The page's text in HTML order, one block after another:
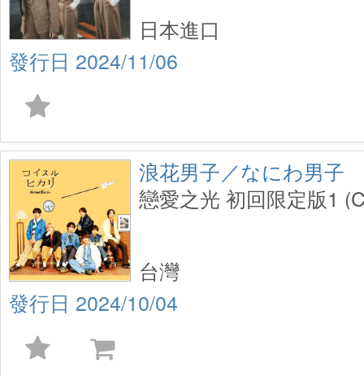
2024/11/06
日本進口
浪花男子／なにわ男子
戀愛之光 初回限定版1
2024/10/04
台灣